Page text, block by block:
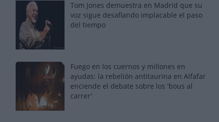
Tom Jones demuestra en Madrid que su
voz sigue desafiando implacable el paso
del tiempo
Fuego en los cuernos y millones en
ayudas: la rebelión antitaurina en Alfafar
enciende el debate sobre los 'bous al
carrer'